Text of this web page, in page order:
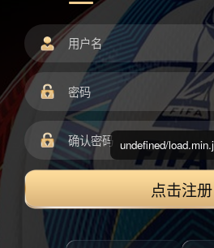
点击注册
undefined/